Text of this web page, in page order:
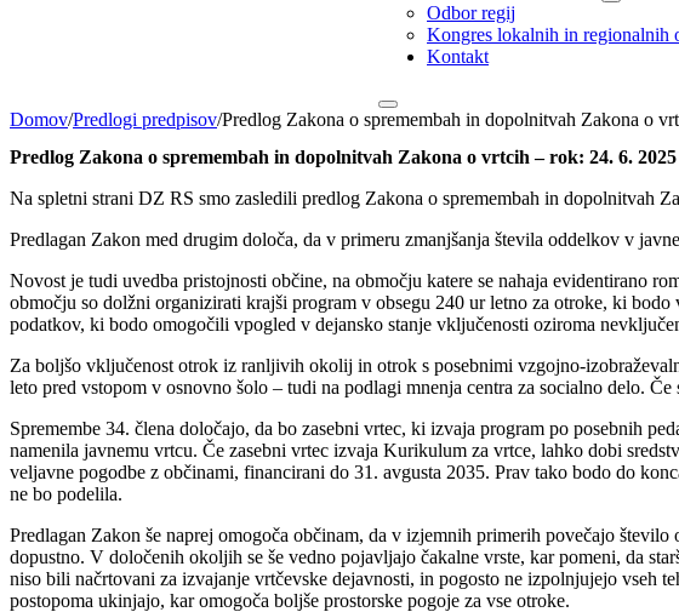
Odbor regij
Kongres lokalnih in regionalnih
Kontakt
Domov/Predlogi predpisov/Predlog Zakona o spremembah in dopolnitvah Zakona o
Predlog Zakona o spremembah in dopolnitvah Zakona o vrtcih – rok: 24. 6. 2025
Na spletni strani DZ RS smo zasledili predlog Zakona o spremembah in dopolnitvah
Predlagan Zakon med drugim določa, da v primeru zmanjšanja števila oddelkov v
Novost je tudi uvedba pristojnosti občine, na območju katere se nahaja evidentirano
območju so dolžni organizirati krajši program v obsegu 240 ur letno za otroke, ki
podatkov, ki bodo omogočili vpogled v dejansko stanje vključenosti oziroma
Za boljšo vključenost otrok iz ranljivih okolij in otrok s posebnimi vzgojno-
leto pred vstopom v osnovno šolo – tudi na podlagi mnenja centra za socialno delo.
Spremembe 34. člena določajo, da bo zasebni vrtec, ki izvaja program po posebnih
namenila javnemu vrtcu. Če zasebni vrtec izvaja Kurikulum za vrtce, lahko dobi
veljavne pogodbe z občinami, financirani do 31. avgusta 2035. Prav tako bodo do
ne bo podelila.
Predlagan Zakon še naprej omogoča občinam, da v izjemnih primerih povečajo
dopustno. V določenih okoljih se še vedno pojavljajo čakalne vrste, kar pomeni, da
niso bili načrtovani za izvajanje vrtčevske dejavnosti, in pogosto ne izpolnjujejo vseh
postopoma ukinjajo, kar omogoča boljše prostorske pogoje za vse otroke.